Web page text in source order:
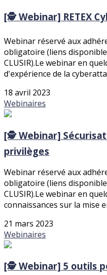
[🕵️ Webinar] RETEX
Webinar réservé aux
obligatoire (liens
CLUSIR).Le webinar en
d'expérience de la
18 avril 2023
Webinaires
[🕵️ Webinar]
privilèges
Webinar réservé aux
obligatoire (liens
CLUSIR).Le webinar en
connaissances sur la mise
21 mars 2023
Webinaires
[🕵️ Webinar] 5 outils